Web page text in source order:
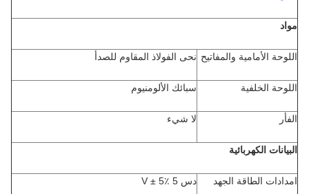
مواد
اللوحة الأمامية والمفاتيح نحى الفولاذ المقاوم للصدأ
اللوحة الخلفية سبائك الألومنيوم
الفأر لا شيء
البيانات الكهربائية
امدادات الطاقة الجهد دس 5 V ± 5٪